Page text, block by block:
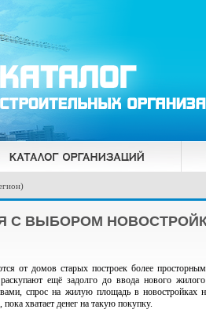
)
С ВЫБОРОМ
от домов старых построек более
ещё задолго до ввода нового
спрос на жилую площадь в новостройках
хватает денег на такую покупку.